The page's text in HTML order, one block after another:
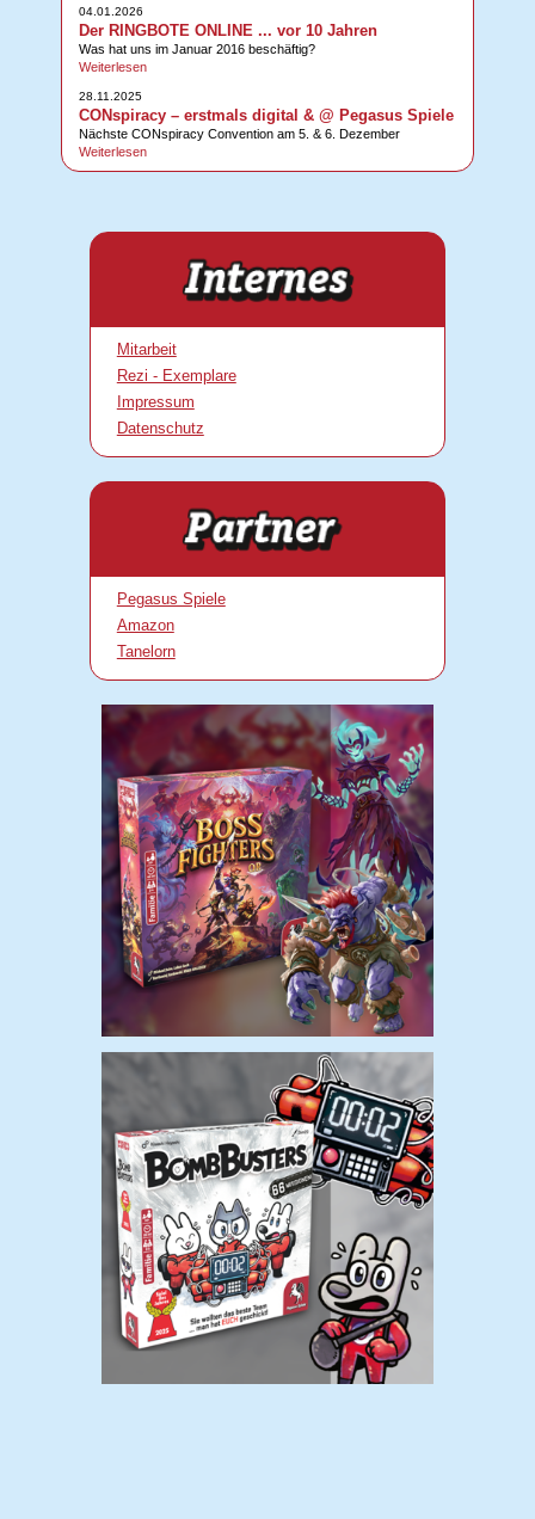
04.01.2026
Der RINGBOTE ONLINE ... vor 10 Jahren
Was hat uns im Januar 2016 beschäftig?
Weiterlesen
28.11.2025
CONspiracy – erstmals digital & @ Pegasus Spiele
Nächste CONspiracy Convention am 5. & 6. Dezember
Weiterlesen
Mitarbeit
Rezi - Exemplare
Impressum
Datenschutz
Pegasus Spiele
Amazon
Tanelorn